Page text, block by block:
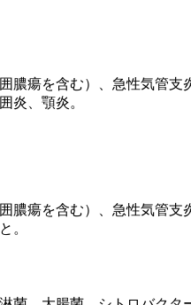
膿瘍を含む）、急性気管
炎、顎炎。
膿瘍を含む）、急性気管
。